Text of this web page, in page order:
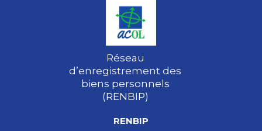
Réseau
d’enregistrement des
biens personnels
(RENBIP)
RENBIP